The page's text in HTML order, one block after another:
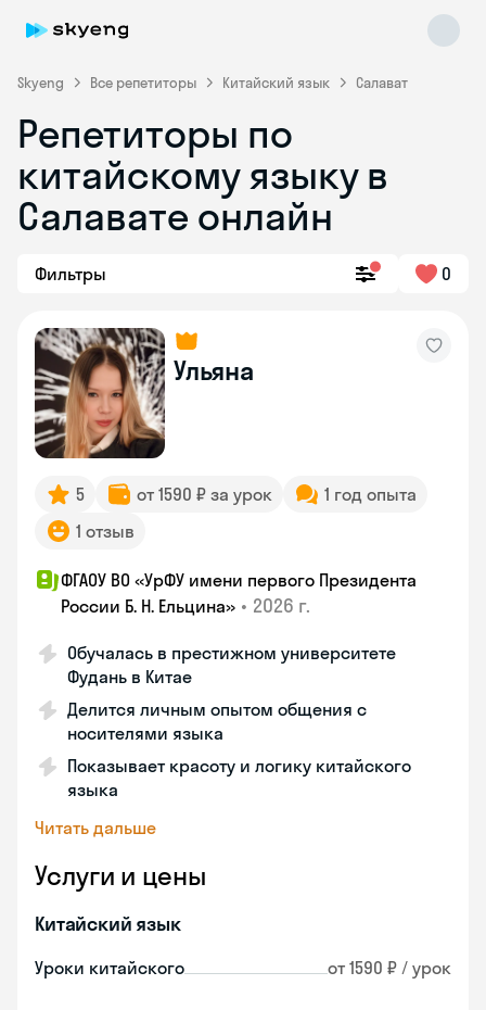
Skyeng Все репетиторы Китайский язык Салават
Репетиторы по
китайскому языку в
Салавате онлайн
Фильтры 0
Ульяна
5 от 1590 ₽ за урок
1 год опыта
1 отзыв
ФГАОУ ВО «УрФУ имени первого Президента
России Б. Н. Ельцина» • 2026 г.
Обучалась в престижном университете
Фудань в Китае
Делится личным опытом общения с
носителями языка
Показывает красоту и логику китайского
языка
Читать дальше
Услуги и цены
Китайский язык
Уроки китайского от 1590 ₽ / урок
Skyeng Chat